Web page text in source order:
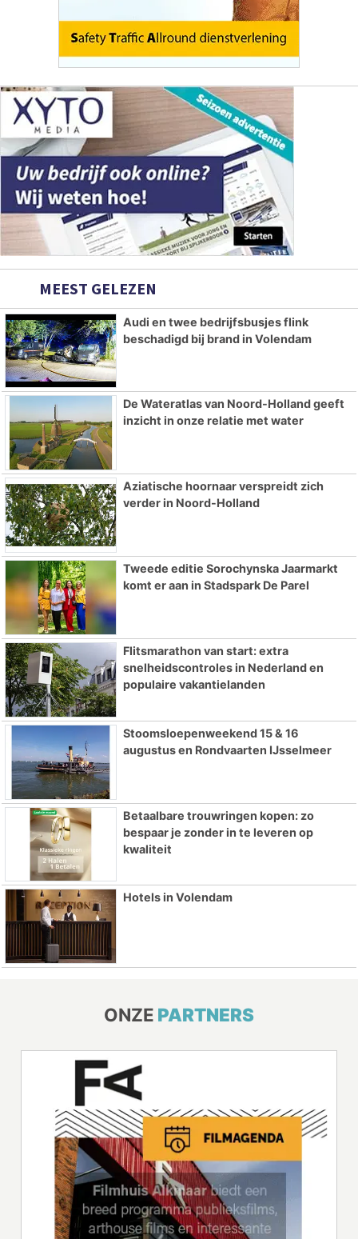
MEEST GELEZEN
Audi en twee bedrijfsbusjes flink
beschadigd bij brand in Volendam
De Wateratlas van Noord-Holland geeft
inzicht in onze relatie met water
Aziatische hoornaar verspreidt zich
verder in Noord-Holland
Tweede editie Sorochynska Jaarmarkt
komt er aan in Stadspark De Parel
Flitsmarathon van start: extra
snelheidscontroles in Nederland en
populaire vakantielanden
Stoomsloepenweekend 15 & 16
augustus en Rondvaarten IJsselmeer
Betaalbare trouwringen kopen: zo
bespaar je zonder in te leveren op
kwaliteit
Hotels in Volendam
ONZE PARTNERS